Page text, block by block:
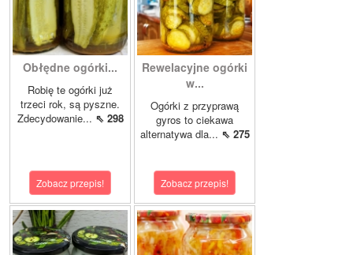
Obłędne ogórki...
Robię te ogórki już
trzeci rok, są pyszne.
Zdecydowanie... ⇖ 298
Zobacz przepis!
Rewelacyjne ogórki
w...
Ogórki z przyprawą
gyros to ciekawa
alternatywa dla... ⇖ 275
Zobacz przepis!